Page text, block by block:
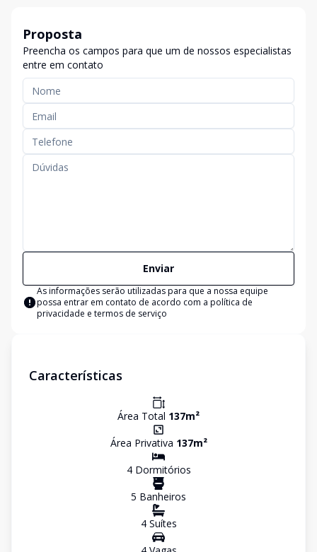
Proposta
Preencha os campos para que um de nossos especialistas
entre em contato
Enviar
As informações serão utilizadas para que a nossa equipe
possa entrar em contato de acordo com a política de
privacidade e termos de serviço
Características
Área Total 137m²
Área Privativa 137m²
4Dormitórios
5 Banheiros
4Suítes